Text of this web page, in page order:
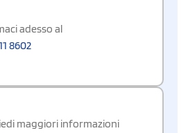
adesso al
8602
maggiori informazioni